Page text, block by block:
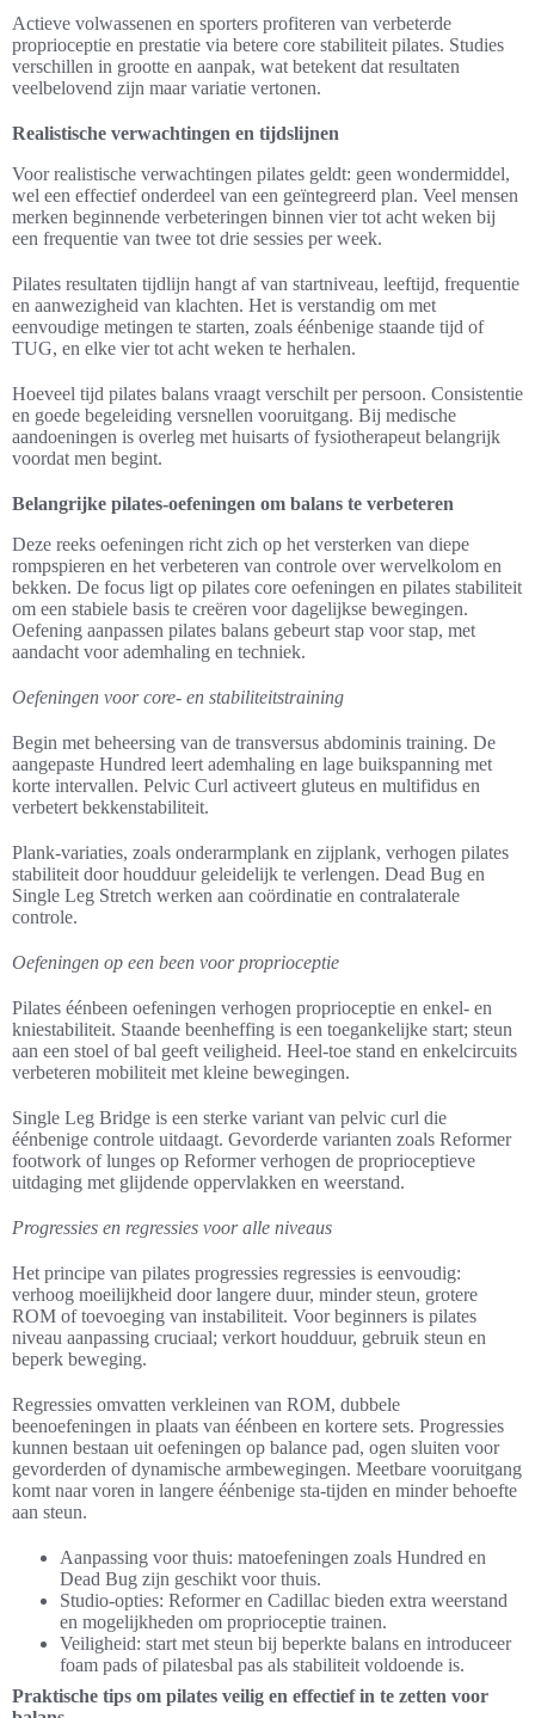
Actieve volwassenen en sporters profiteren van verbeterde
proprioceptie en prestatie via betere core stabiliteit pilates. Studies
verschillen in grootte en aanpak, wat betekent dat resultaten
veelbelovend zijn maar variatie vertonen.
Realistische verwachtingen en tijdslijnen
Voor realistische verwachtingen pilates geldt: geen wondermiddel,
wel een effectief onderdeel van een geïntegreerd plan. Veel mensen
merken beginnende verbeteringen binnen vier tot acht weken bij
een frequentie van twee tot drie sessies per week.
Pilates resultaten tijdlijn hangt af van startniveau, leeftijd, frequentie
en aanwezigheid van klachten. Het is verstandig om met
eenvoudige metingen te starten, zoals éénbenige staande tijd of
TUG, en elke vier tot acht weken te herhalen.
Hoeveel tijd pilates balans vraagt verschilt per persoon. Consistentie
en goede begeleiding versnellen vooruitgang. Bij medische
aandoeningen is overleg met huisarts of fysiotherapeut belangrijk
voordat men begint.
Belangrijke pilates-oefeningen om balans te verbeteren
Deze reeks oefeningen richt zich op het versterken van diepe
rompspieren en het verbeteren van controle over wervelkolom en
bekken. De focus ligt op pilates core oefeningen en pilates stabiliteit
om een stabiele basis te creëren voor dagelijkse bewegingen.
Oefening aanpassen pilates balans gebeurt stap voor stap, met
aandacht voor ademhaling en techniek.
Oefeningen voor core- en stabiliteitstraining
Begin met beheersing van de transversus abdominis training. De
aangepaste Hundred leert ademhaling en lage buikspanning met
korte intervallen. Pelvic Curl activeert gluteus en multifidus en
verbetert bekkenstabiliteit.
Plank-variaties, zoals onderarmplank en zijplank, verhogen pilates
stabiliteit door houdduur geleidelijk te verlengen. Dead Bug en
Single Leg Stretch werken aan coördinatie en contralaterale
controle.
Oefeningen op een been voor proprioceptie
Pilates éénbeen oefeningen verhogen proprioceptie en enkel- en
kniestabiliteit. Staande beenheffing is een toegankelijke start; steun
aan een stoel of bal geeft veiligheid. Heel-toe stand en enkelcircuits
verbeteren mobiliteit met kleine bewegingen.
Single Leg Bridge is een sterke variant van pelvic curl die
éénbenige controle uitdaagt. Gevorderde varianten zoals Reformer
footwork of lunges op Reformer verhogen de proprioceptieve
uitdaging met glijdende oppervlakken en weerstand.
Progressies en regressies voor alle niveaus
Het principe van pilates progressies regressies is eenvoudig:
verhoog moeilijkheid door langere duur, minder steun, grotere
ROM of toevoeging van instabiliteit. Voor beginners is pilates
niveau aanpassing cruciaal; verkort houdduur, gebruik steun en
beperk beweging.
Regressies omvatten verkleinen van ROM, dubbele
beenoefeningen in plaats van éénbeen en kortere sets. Progressies
kunnen bestaan uit oefeningen op balance pad, ogen sluiten voor
gevorderden of dynamische armbewegingen. Meetbare vooruitgang
komt naar voren in langere éénbenige sta-tijden en minder behoefte
aan steun.
Aanpassing voor thuis: matoefeningen zoals Hundred en
Dead Bug zijn geschikt voor thuis.
Studio-opties: Reformer en Cadillac bieden extra weerstand
en mogelijkheden om proprioceptie trainen.
Veiligheid: start met steun bij beperkte balans en introduceer
foam pads of pilatesbal pas als stabiliteit voldoende is.
Praktische tips om pilates veilig en effectief in te zetten voor